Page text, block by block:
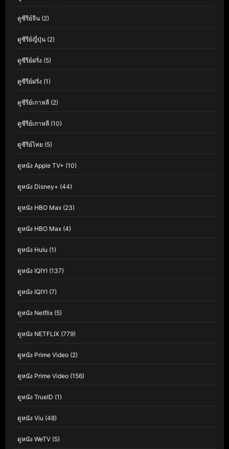
ดูซีรีย์จีน (2)
ดูซีรีย์ญี่ปุ่น (2)
ดูซีรีย์ฝรั่ง (5)
ดูซีรีย์ฝรั่ง (1)
ดูซีรีย์เกาหลี (2)
ดูซีรีย์เกาหลี (10)
ดูซีรีย์ไทย (5)
ดูหนัง Apple TV+ (10)
ดูหนัง Disney+ (44)
ดูหนัง HBO Max (23)
ดูหนัง HBO Max (4)
ดูหนัง Hulu (1)
ดูหนัง IQIYI (137)
ดูหนัง IQIYI (7)
ดูหนัง Netflix (5)
ดูหนัง NETFLIX (779)
ดูหนัง Prime Video (2)
ดูหนัง Prime Video (156)
ดูหนัง TrueID (1)
ดูหนัง Viu (48)
ดูหนัง WeTV (5)